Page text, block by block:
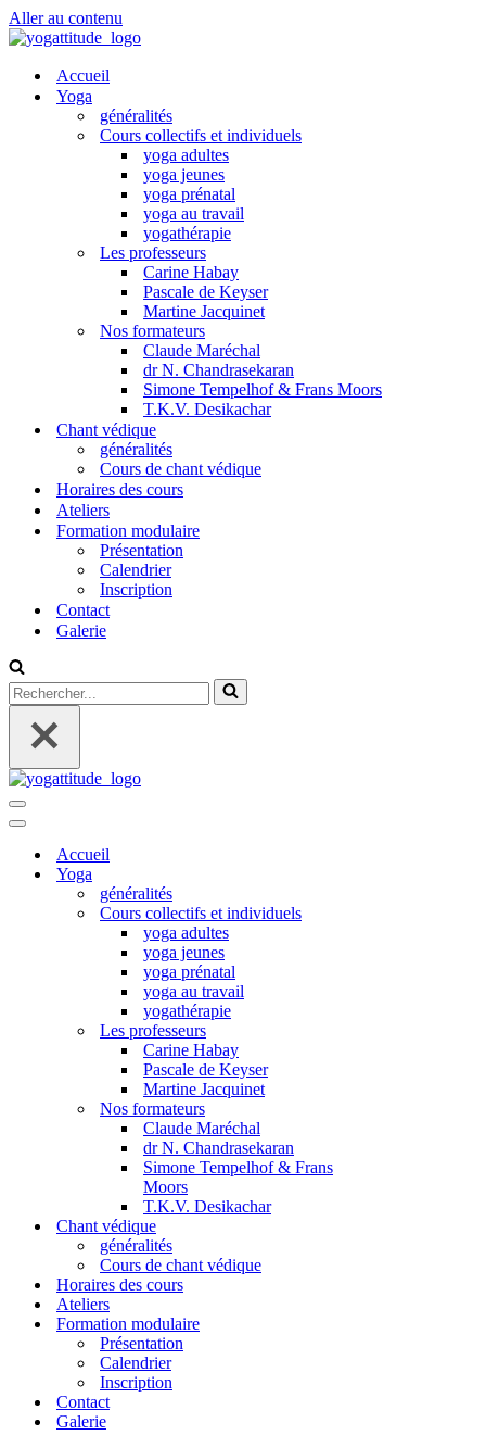
Aller au contenu
Accueil
Yoga
généralités
Cours collectifs et individuels
yoga adultes
yoga jeunes
yoga prénatal
yoga au travail
yogathérapie
Les professeurs
Carine Habay
Pascale de Keyser
Martine Jacquinet
Nos formateurs
Claude Maréchal
dr N. Chandrasekaran
Simone Tempelhof & Frans Moors
T.K.V. Desikachar
Chant védique
généralités
Cours de chant védique
Horaires des cours
Ateliers
Formation modulaire
Présentation
Calendrier
Inscription
Contact
Galerie
Rechercher...
Menu
de
Menu
navigationAccueil
Yoga
généralités
Cours collectifs et individuels
yoga adultes
yoga jeunes
yoga prénatal
yoga au travail
yogathérapie
Les professeurs
Carine Habay
Pascale de Keyser
Martine Jacquinet
Nos formateurs
Claude Maréchal
dr N. Chandrasekaran
Simone Tempelhof & Frans
Moors
T.K.V. Desikachar
Chant védique
généralités
Cours de chant védique
Horaires des cours
Ateliers
Formation modulaire
Présentation
Calendrier
Inscription
Contact
Galerie